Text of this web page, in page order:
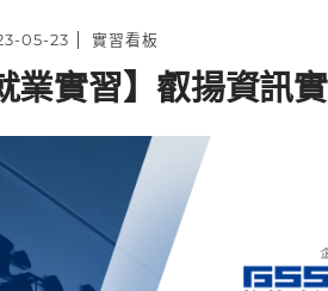
05-23 實習看板
業實習】叡揚資訊